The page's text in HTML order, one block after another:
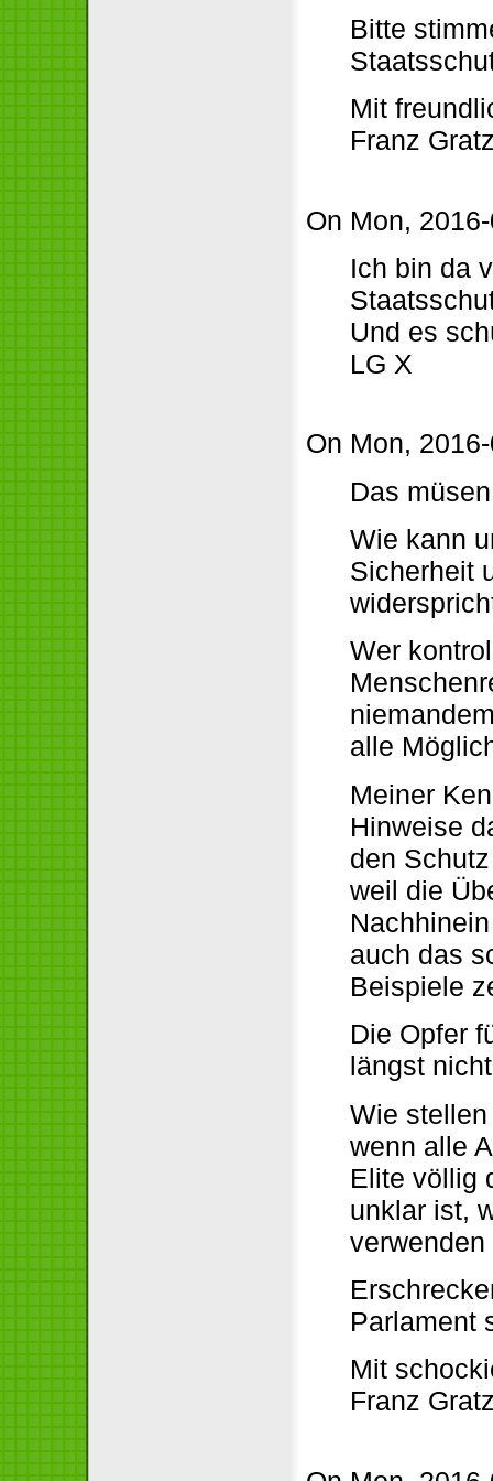
Bitte
Mit
Franz
On Mon,
Ich bin da
Und es
LG X
On Mon,
Das
Wie kann
Sicherheit
Wer
alle
Meiner
Hinweise
den
weil die
auch das
Beispiele
Die Opfer
längst
Wie
wenn alle
Elite völlig
unklar ist,
Parlament
Mit
Franz